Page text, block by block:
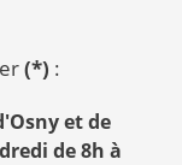
(*) :
et de
de 8h à